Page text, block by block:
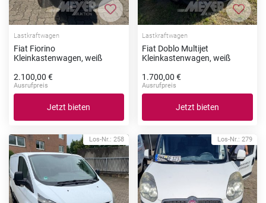
Zur Merkliste hinzufügen
Lastkraftwagen
Fiat Fiorino
Kleinkastenwagen, weiß
2.100,00 €
Ausrufpreis
Jetzt bieten
Zur
Lastkraftwagen
Fiat Doblo Multijet
Kleinkastenwagen, weiß
1.700,00 €
Ausrufpreis
Jetzt bieten
Los-Nr.: 258 Los-Nr.: 279